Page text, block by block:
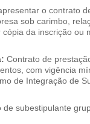
o contrato
sob carimbo,
da inscrição ou
Contrato de
com vigência
de Integração de
de subestipulante